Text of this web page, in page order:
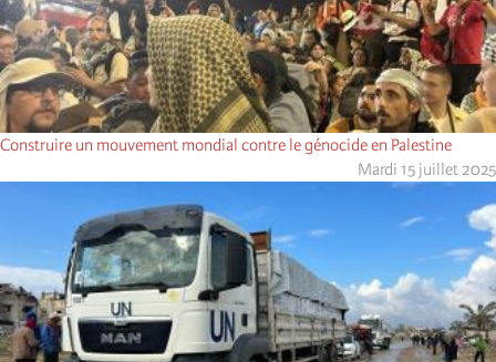
Construire un mouvement mondial contre le génocide en Palestine
Mardi 15 juillet 2025